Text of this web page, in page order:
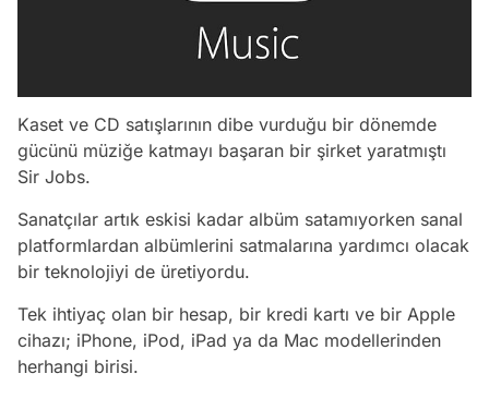
Kaset ve CD satışlarının dibe vurduğu bir dönemde
gücünü müziğe katmayı başaran bir şirket yaratmıştı
Sir Jobs.
Sanatçılar artık eskisi kadar albüm satamıyorken sanal
platformlardan albümlerini satmalarına yardımcı olacak
bir teknolojiyi de üretiyordu.
Tek ihtiyaç olan bir hesap, bir kredi kartı ve bir Apple
cihazı; iPhone, iPod, iPad ya da Mac modellerinden
herhangi birisi.